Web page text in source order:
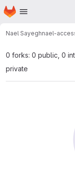
Passer au contenu principal
Page d'accueil
Nael Sayeghnael-
0 forks: 0 public, 0
private